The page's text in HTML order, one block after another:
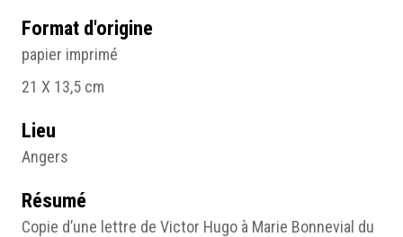
Format d'origine
papier imprimé
21 X 13,5 cm
Lieu
Angers
Résumé
Copie d’une lettre de Victor Hugo à Marie Bonnevial du